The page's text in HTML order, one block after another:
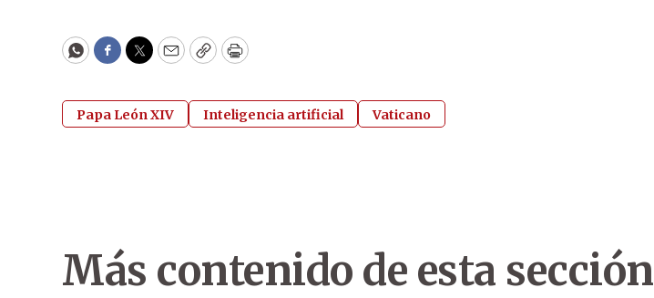
WhatsApp
Facebook
Twitter
EmailCopyPrint
Papa León XIV Inteligencia artificial Vaticano
Más contenido de esta sección